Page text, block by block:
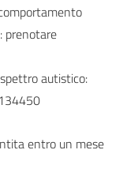
prenotare
autistico:
entro un mese